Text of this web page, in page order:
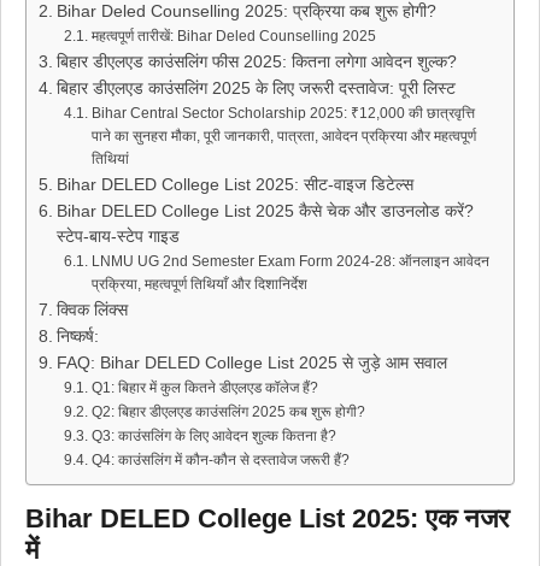
Bihar Deled Counselling 2025: प्रक्रिया कब शुरू होगी?
महत्वपूर्ण तारीखें: Bihar Deled Counselling 2025
बिहार डीएलएड काउंसलिंग फीस 2025: कितना लगेगा आवेदन शुल्क?
बिहार डीएलएड काउंसलिंग 2025 के लिए जरूरी दस्तावेज: पूरी लिस्ट
Bihar Central Sector Scholarship 2025: ₹12,000 की छात्रवृत्ति
पाने का सुनहरा मौका, पूरी जानकारी, पात्रता, आवेदन प्रक्रिया और महत्वपूर्ण
तिथियां
Bihar DELED College List 2025: सीट-वाइज डिटेल्स
Bihar DELED College List 2025 कैसे चेक और डाउनलोड करें?
स्टेप-बाय-स्टेप गाइड
LNMU UG 2nd Semester Exam Form 2024-28: ऑनलाइन आवेदन
प्रक्रिया, महत्वपूर्ण तिथियाँ और दिशानिर्देश
क्विक लिंक्स
निष्कर्ष:
FAQ: Bihar DELED College List 2025 से जुड़े आम सवाल
Q1: बिहार में कुल कितने डीएलएड कॉलेज हैं?
Q2: बिहार डीएलएड काउंसलिंग 2025 कब शुरू होगी?
Q3: काउंसलिंग के लिए आवेदन शुल्क कितना है?
Q4: काउंसलिंग में कौन-कौन से दस्तावेज जरूरी हैं?
Bihar DELED College List 2025: एक नजर
में